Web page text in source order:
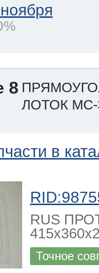
8
ЛОТОК
в
RUS
Точное